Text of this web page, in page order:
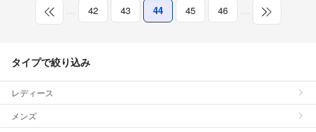
… 42 43 44 45 46 …
タイプで絞り込み
レディース
メンズ